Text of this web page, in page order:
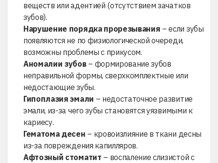
веществ или адентией (отсутствием зачатков
зубов).
Нарушение порядка прорезывания – если зубы
появляются не по физиологической очереди,
возможны проблемы с прикусом.
Аномалии зубов– формирование зубов
неправильной формы, сверхкомплектные или
недостающие зубы.
Гипоплазия эмали – недостаточное развитие
эмали, из-за чего зубы становятся уязвимыми к
кариесу.
Гематома десен – кровоизлияние в ткани десны
из-за повреждения капилляров.
Афтозный стоматит – воспаление слизистой с